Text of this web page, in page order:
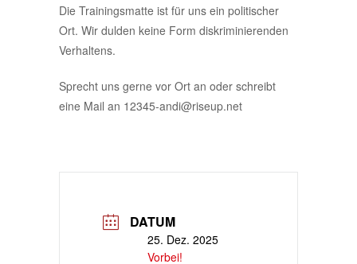
Die Trainingsmatte ist für uns ein politischer
Ort. Wir dulden keine Form diskriminierenden
Verhaltens.
Sprecht uns gerne vor Ort an oder schreibt
eine Mail an 12345-andi@riseup.net
DATUM
25. Dez. 2025
Vorbei!